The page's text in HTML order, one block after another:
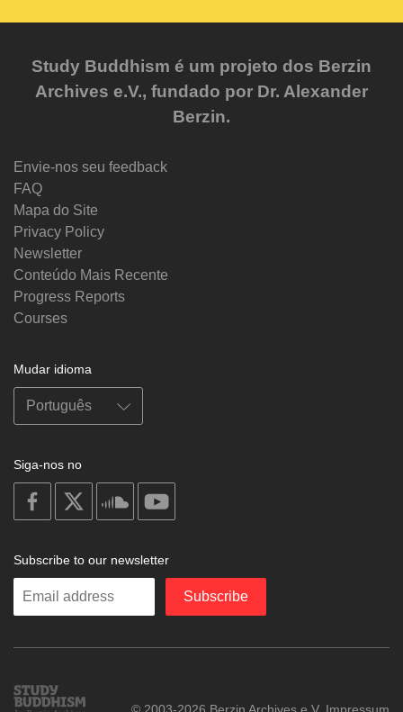
Study Buddhism é um projeto dos Berzin
Archives e.V., fundado por Dr. Alexander
Berzin.
Envie-nos seu feedback
FAQ
Mapa do Site
Privacy Policy
Newsletter
Conteúdo Mais Recente
Progress Reports
Courses
Mudar idioma
Siga-nos no
on
facebook
soundcloud
Subscribe to our newsletter
Enter
Subscribe
Study